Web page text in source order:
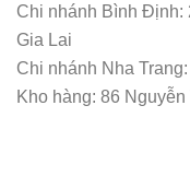
Chi nhánh Bình Định:
Gia Lai
Chi nhánh Nha
Kho hàng: 86 Nguyễn